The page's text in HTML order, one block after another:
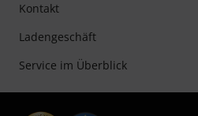
Kontakt
Ladengeschäft
Service im Überblick